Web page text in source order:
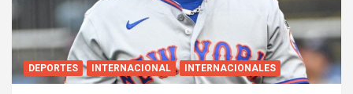
DEPORTES INTERNACIONAL INTERNACIONALES